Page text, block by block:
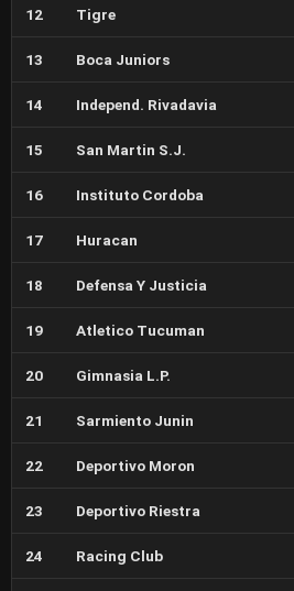
12 Tigre
13 Boca Juniors
14 Independ. Rivadavia
15 San Martin S.J.
16 Instituto Cordoba
17 Huracan
18 Defensa Y Justicia
19 Atletico Tucuman
20 Gimnasia L.P.
21 Sarmiento Junin
22 Deportivo Moron
23 Deportivo Riestra
24 Racing Club